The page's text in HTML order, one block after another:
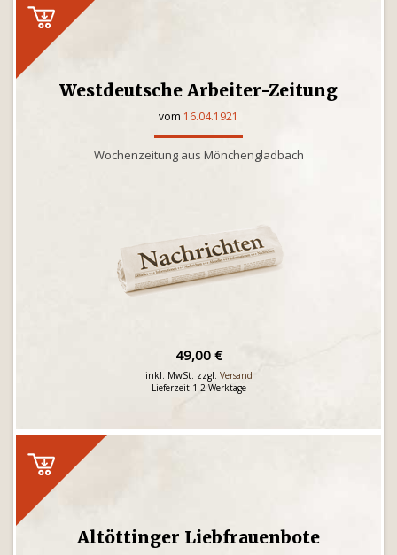
Westdeutsche Arbeiter-Zeitung
vom 16.04.1921
Wochenzeitung aus Mönchengladbach
49,00 €
inkl. MwSt. zzgl. Versand
Lieferzeit 1-2 Werktage
Altöttinger Liebfrauenbote